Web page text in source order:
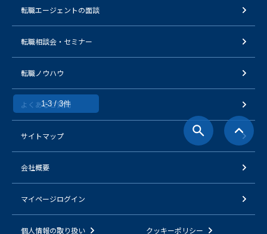
1-3 / 3件
転職エージェントの面談
転職相談会・セミナー
転職ノウハウ
よくあるご質問
サイトマップ
会社概要
マイページログイン
個人情報の取り扱い クッキーポリシー